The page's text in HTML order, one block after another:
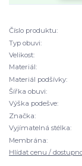
Číslo produktu:
Typ obuvi:
Velikost:
Materiál:
Materiál podšívky:
Šířka obuvi:
Výška podešve:
Značka:
Vyjímatelná stélka:
Membrána:
Hlídat cenu /